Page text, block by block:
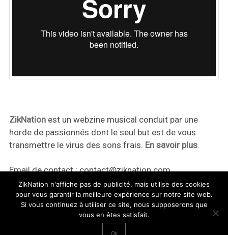
ZikNationest un webzine musical conduit par une
horde de passionnés dont le seul but est de vous
transmettre le virus des sons frais. En savoir plus.
Email de contact :contact@ziknation.com
ZikNation n'affiche pas de publicité, mais utilise des cookies
pour vous garantir la meilleure expérience sur notre site web.
Si vous continuez à utiliser ce site, nous supposerons que
vous en êtes satisfait.
Ok